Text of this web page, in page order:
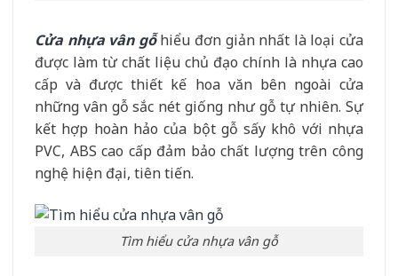
Cửa nhựa vân gỗhiểu đơn giản nhất là loại cửa
được làm từ chất liệu chủ đạo chính là nhựa cao
cấp và được thiết kế hoa văn bên ngoài cửa
những vân gỗ sắc nét giống như gỗ tự nhiên. Sự
kết hợp hoàn hảo của bột gỗ sấy khô với nhựa
PVC, ABS cao cấp đảm bảo chất lượng trên công
nghệ hiện đại, tiên tiến.
Tìm hiểu cửa nhựa vân gỗ